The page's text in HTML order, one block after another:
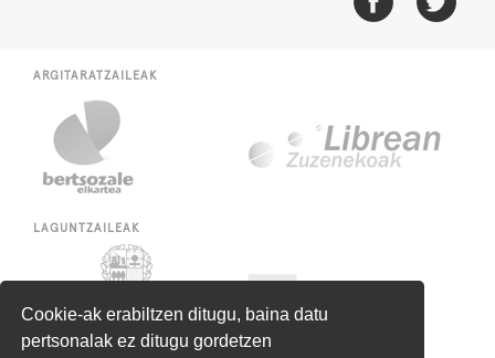
Cookie-ak erabiltzen ditugu, baina datu
pertsonalak ez ditugu gordetzen
ARGITARATZAILEAK
LAGUNTZAILEAK